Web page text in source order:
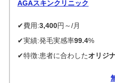
AGAスキンクリニック
✔費用:3,400円～/月
✔実績:発毛実感率99.4%
✔特徴:患者に合わしたオリジ